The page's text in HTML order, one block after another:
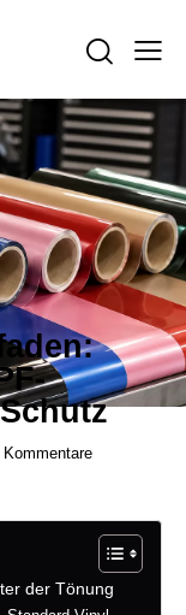
Kommentare
der Tönung